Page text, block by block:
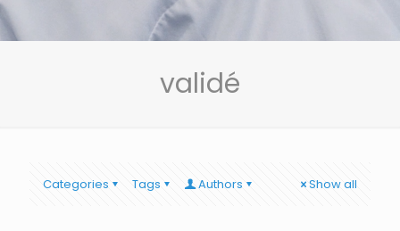
validé
Categories Tags Authors Show all